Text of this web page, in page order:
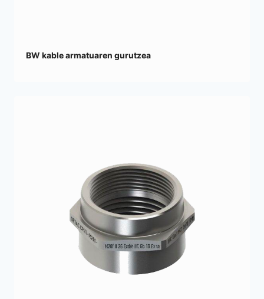
BW kable armatuaren gurutzea